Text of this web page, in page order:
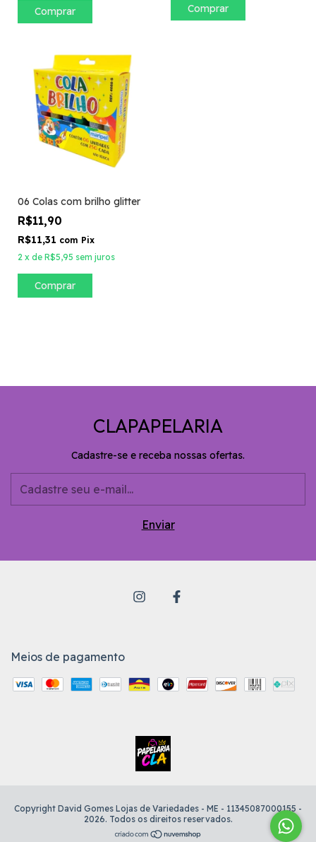
Comprar
06 Colas com brilho glitter
R$11,90
R$11,31 com Pix
2 x de R$5,95 sem juros
CLAPAPELARIA
Cadastre-se e receba nossas ofertas.
Meios de pagamento
Copyright David Gomes Lojas de Variedades - ME - 11345087000155 -
2026. Todos os direitos reservados.